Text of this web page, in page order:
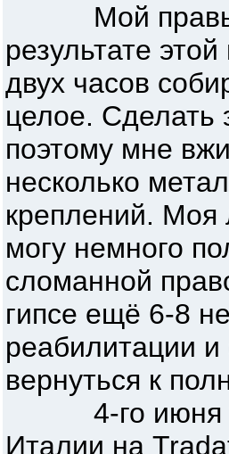
Мой правый
результате
двух часов
целое. Сделать
поэтому мне
несколько
креплений. Моя
могу немного
сломанной
гипсе ещё 6-8
реабилитации
вернуться к
4-го июня у
Италии на